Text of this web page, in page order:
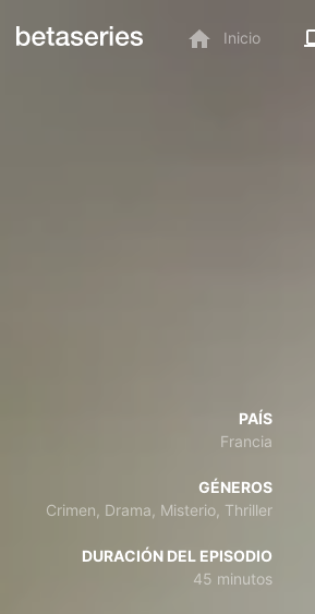
Inicio
PAÍS
Francia
GÉNEROS
Crimen, Drama, Misterio, Thriller
DURACIÓN DEL EPISODIO
45 minutos